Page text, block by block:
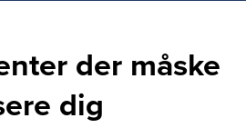
der måske
dig